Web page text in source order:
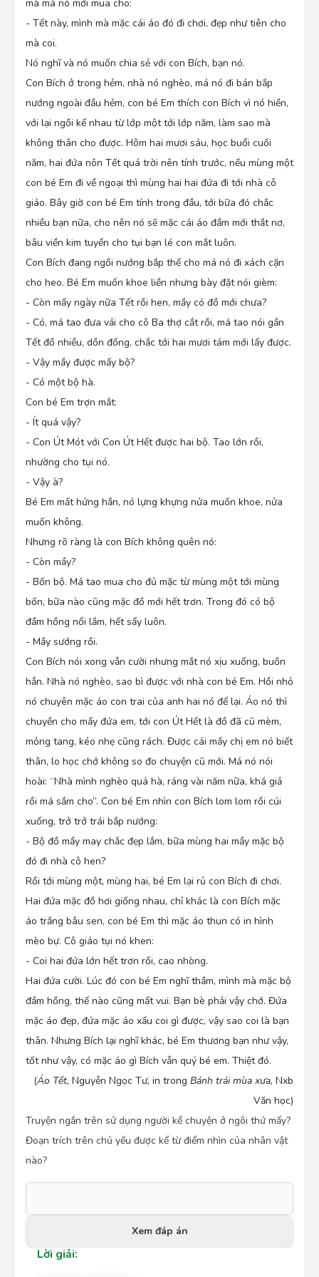
- Mầy sướng rồi.
Con Bích nói xong vẫn cười nhưng mắt nó xịu
xuống, buồn hẳn. Nhà nó nghèo, sao bì được với
nhà con bé Em. Hồi nhỏ nó chuyên mặc áo con
trai của anh hai nó để lại. Áo nó thì chuyền cho
mấy đứa em, tới con Út Hết là đồ đã cũ mèm,
mỏng tang, kéo nhẹ cũng rách. Được cái mấy chị
em nó biết thân, lo học chớ không so đo chuyện
cũ mới. Má nó nói hoài: “Nhà mình nghèo quá hà,
ráng vài năm nữa, khá giả rồi má sắm cho”. Con
bé Em nhìn con Bích lom lom rồi cúi xuống, trở
trở trái bắp nướng:
- Bộ đồ mầy may chắc đẹp lắm, bữa mùng hai
mầy mặc bộ đó đi nhà cô hen?
Rồi tới mùng một, mùng hai, bé Em lại rủ con
Bích đi chơi. Hai đứa mặc đồ hơi giống nhau, chỉ
khác là con Bích mặc áo trắng bâu sen, con bé
Em thì mặc áo thun có in hình mèo bự. Cô giáo
tụi nó khen:
- Coi hai đứa lớn hết trơn rồi, cao nhòng.
Hai đứa cười. Lúc đó con bé Em nghĩ thầm, mình
mà mặc bộ đầm hồng, thế nào cũng mất vui.
Bạn bè phải vậy chớ. Đứa mặc áo đẹp, đứa mặc
áo xấu coi gì được, vậy sao coi là bạn thân.
Nhưng Bích lại nghĩ khác, bé Em thương bạn như
vậy, tốt như vậy, có mặc áo gì Bích vẫn quý bé
em. Thiệt đó.
(Áo Tết, Nguyễn Ngọc Tư
Truyện ngắn trên sử dụng người kể chuyện ở
ngôi thứ mấy? Đoạn trích trên chủ yếu được kể
từ điểm nhìn của nhân vật nào?
mà má nó mới mua cho:
- Tết này, mình mà mặc cái áo đó đi chơi, đẹp như tiên cho
mà coi.
Nó nghĩ và nó muốn chia sẻ với con Bích, bạn nó.
Con Bích ở trong hẻm, nhà nó nghèo, má nó đi bán bắp
nướng ngoài đầu hẻm, con bé Em thích con Bích vì nó hiền,
với lại ngồi kế nhau từ lớp một tới lớp năm, làm sao mà
không thân cho được. Hôm hai mươi sáu, học buổi cuối
năm, hai đứa nôn Tết quá trời nên tính trước, nếu mùng một
con bé Em đi về ngoại thì mùng hai hai đứa đi tới nhà cô
giáo. Bây giờ con bé Em tính trong đầu, tới bữa đó chắc
nhiều bạn nữa, cho nên nó sẽ mặc cái áo đầm mới thắt nơ,
bâu viền kim tuyến cho tụi bạn lé con mắt luôn.
Con Bích đang ngồi nướng bắp thế cho má nó đi xách cặn
cho heo. Bé Em muốn khoe liền nhưng bày đặt nói gièm:
- Còn mấy ngày nữa Tết rồi hen, mầy có đồ mới chưa?
- Có, má tao đưa vải cho cô Ba thợ cắt rồi, má tao nói gần
Tết đồ nhiều, dồn đống, chắc tới hai mươi tám mới lấy được.
- Vậy mầy được mấy bộ?
- Có một bộ hà.
Con bé Em trợn mắt:
- Ít quá vậy?
- Con Út Mót với Con Út Hết được hai bộ. Tao lớn rồi,
nhường cho tụi nó.
- Vậy à?
Bé Em mất hứng hẳn, nó lựng khựng nửa muốn khoe, nửa
muốn không.
Nhưng rõ ràng là con Bích không quên nó:
- Còn mầy?
- Bốn bộ. Má tao mua cho đủ mặc từ mùng một tới mùng
bốn, bữa nào cũng mặc đồ mới hết trơn. Trong đó có bộ
đầm hồng nổi lắm, hết sẩy luôn.
- Mầy sướng rồi.
Con Bích nói xong vẫn cười nhưng mắt nó xịu xuống, buồn
hẳn. Nhà nó nghèo, sao bì được với nhà con bé Em. Hồi nhỏ
nó chuyên mặc áo con trai của anh hai nó để lại. Áo nó thì
chuyền cho mấy đứa em, tới con Út Hết là đồ đã cũ mèm,
mỏng tang, kéo nhẹ cũng rách. Được cái mấy chị em nó biết
thân, lo học chớ không so đo chuyện cũ mới. Má nó nói
hoài: “Nhà mình nghèo quá hà, ráng vài năm nữa, khá giả
rồi má sắm cho”. Con bé Em nhìn con Bích lom lom rồi cúi
xuống, trở trở trái bắp nướng:
- Bộ đồ mầy may chắc đẹp lắm, bữa mùng hai mầy mặc bộ
đó đi nhà cô hen?
Rồi tới mùng một, mùng hai, bé Em lại rủ con Bích đi chơi.
Hai đứa mặc đồ hơi giống nhau, chỉ khác là con Bích mặc
áo trắng bâu sen, con bé Em thì mặc áo thun có in hình
mèo bự. Cô giáo tụi nó khen:
- Coi hai đứa lớn hết trơn rồi, cao nhòng.
Hai đứa cười. Lúc đó con bé Em nghĩ thầm, mình mà mặc bộ
đầm hồng, thế nào cũng mất vui. Bạn bè phải vậy chớ. Đứa
mặc áo đẹp, đứa mặc áo xấu coi gì được, vậy sao coi là bạn
thân. Nhưng Bích lại nghĩ khác, bé Em thương bạn như vậy,
tốt như vậy, có mặc áo gì Bích vẫn quý bé em. Thiệt đó.
(Áo Tết, Nguyễn Ngọc Tư, in trong Bánh trái mùa xưa, Nxb
Văn học)
Truyện ngắn trên sử dụng người kể chuyện ở ngôi thứ mấy?
Đoạn trích trên chủ yếu được kể từ điểm nhìn của nhân vật
nào?
Xem đáp án
Lời giải: